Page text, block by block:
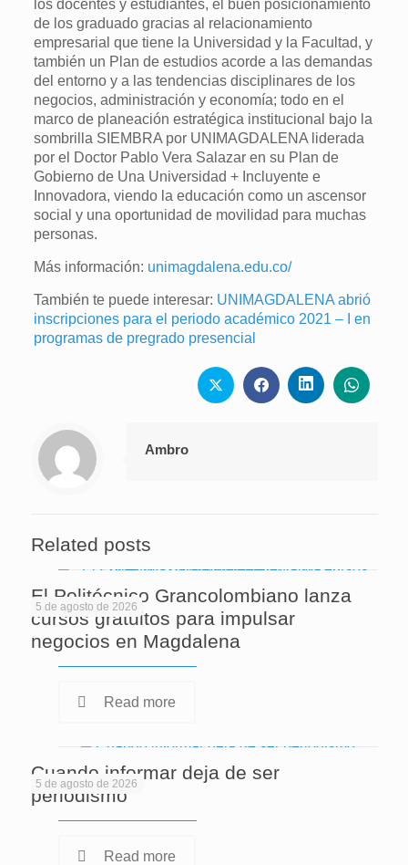
los docentes y estudiantes, el buen posicionamiento
de los graduado gracias al relacionamiento
empresarial que tiene la Universidad y la Facultad, y
también un Plan de estudios acorde a las demandas
del entorno y a las tendencias disciplinares de los
negocios, administración y economía; todo en el
marco de planeación estratégica institucional bajo la
sombrilla SIEMBRA por UNIMAGDALENA liderada
por el Doctor Pablo Vera Salazar en su Plan de
Gobierno de Una Universidad + Incluyente e
Innovadora, viendo la educación como un ascensor
social y una oportunidad de movilidad para muchas
personas.
Más información: unimagdalena.edu.co/
También te puede interesar: UNIMAGDALENA abrió
inscripciones para el periodo académico 2021 – I en
programas de pregrado presencial
Ambro
Related posts
5 de agosto de 2026
El Politécnico Grancolombiano lanza
cursos gratuitos para impulsar
negocios en Magdalena
Read more
5 de agosto de 2026
Cuando informar deja de ser
periodismo
Read more